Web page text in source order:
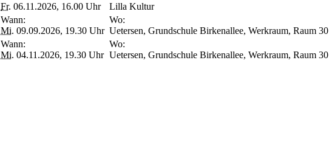
Fr. 06.11.2026, 16.00 Uhr
Lilla Kultur
Wann:
Mi. 09.09.2026, 19.30 Uhr
Wo:
Uetersen, Grundschule Birkenallee, Werkraum, Raum 30
Wann:
Mi. 04.11.2026, 19.30 Uhr
Wo:
Uetersen, Grundschule Birkenallee, Werkraum, Raum 30